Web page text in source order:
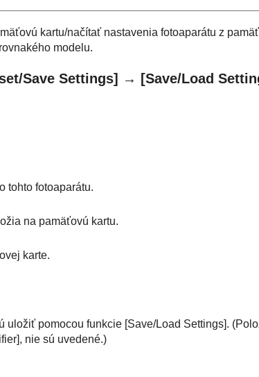
kartu/načítať nastavenia fotoaparátu z
modelu.
Save Settings] → [Save/Load
tohto fotoaparátu.
na pamäťovú kartu.
karte.
uložiť pomocou funkcie [Save/Load Settings].
, nie sú uvedené.)